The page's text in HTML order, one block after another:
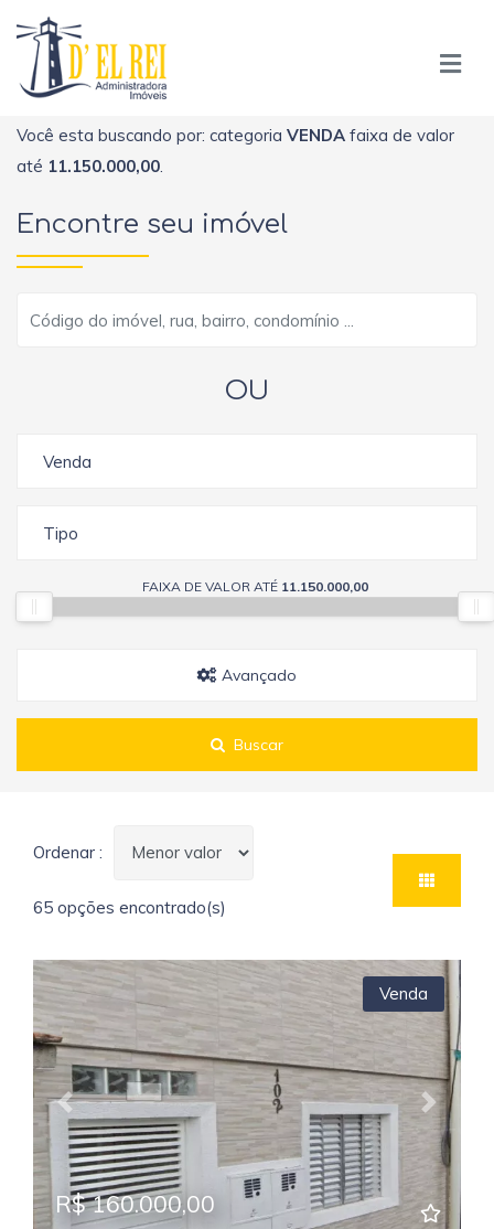
Você esta buscando por: categoria VENDA faixa de valor
até 11.150.000,00
Encontre seu imóvel
OU
Venda
Tipo
FAIXA DE VALOR ATÉ 11.150.000,00
Avançado
Buscar
Ordenar :
65 opções encontrado(s)
Previous Next
Venda
R$ 160.000,00